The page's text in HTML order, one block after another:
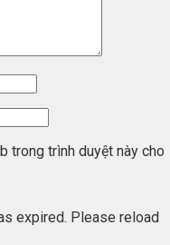
trong trình duyệt này cho
expired. Please reload